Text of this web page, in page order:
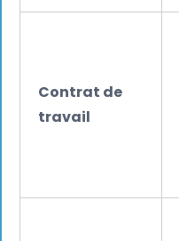
Contrat de
travail